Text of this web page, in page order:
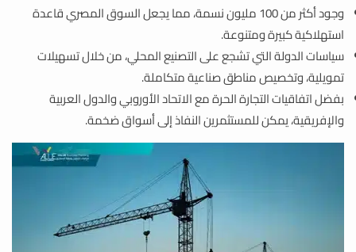
وجود أكثر من 100 مليون نسمة، مما يجعل السوق المصري قاعدة
استهلاكية كبيرة ومتنوعة.
سياسات الدولة التي تشجع على التصنيع المحلي، من خلال تسهيلات
تمويلية، وتخصيص مناطق صناعية متكاملة.
بفضل اتفاقيات التجارة الحرة مع الاتحاد الأوروبي والدول العربية
والإفريقية، يمكن للمستثمرين النفاذ إلى أسواق ضخمة.